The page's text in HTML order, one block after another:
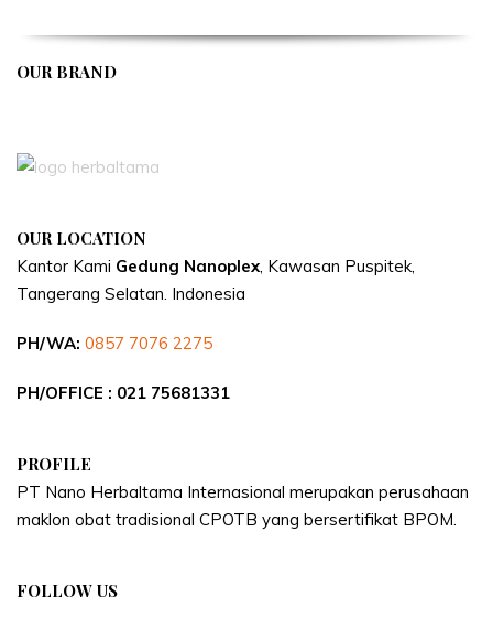
OUR BRAND
OUR LOCATION
Kantor Kami Gedung Nanoplex , Kawasan Puspitek,
Tangerang Selatan. Indonesia
PH/WA: 0857 7076 2275
PH/OFFICE : 021 75681331
PROFILE
PT Nano Herbaltama Internasional merupakan perusahaan
maklon obat tradisional CPOTB yang bersertifikat BPOM.
FOLLOW US